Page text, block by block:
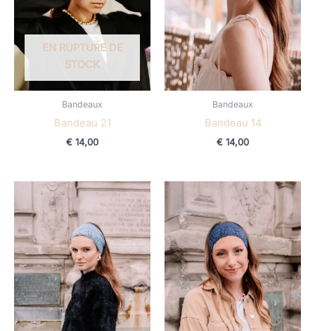
EN RUPTURE DE
STOCK
Bandeaux
Bandeau 21
€ 14,00
Bandeaux
Bandeau 14
€ 14,00